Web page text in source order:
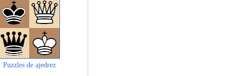
Puzzles de ajedrez